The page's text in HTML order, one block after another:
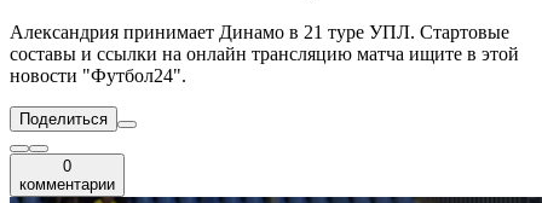
Александрия принимает Динамо в 21 туре УПЛ. Стартовые
составы и ссылки на онлайн трансляцию матча ищите в этой
новости "Футбол24".
Поделиться
0
комментарии